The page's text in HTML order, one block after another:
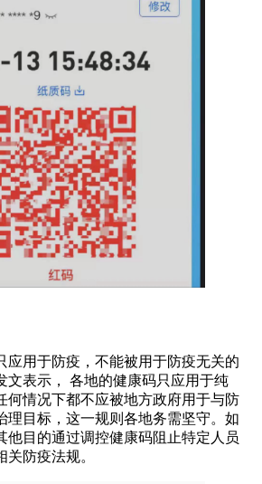
应用于防疫，不能被用于防疫无关的
文表示， 各地的健康码只应用于纯
何情况下都不应被地方政府用于与防
理目标，这一规则各地务需坚守。如
他目的通过调控健康码阻止特定人员
防疫法规。